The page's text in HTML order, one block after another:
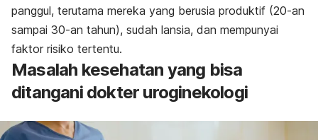
panggul, terutama mereka yang berusia produktif (20-an
sampai 30-an tahun), sudah lansia, dan mempunyai
faktor risiko tertentu.
Masalah kesehatan yang bisa
ditangani dokter uroginekologi